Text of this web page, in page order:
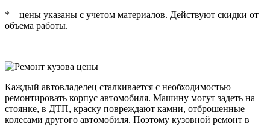
* – цены указаны с учетом материалов. Действуют скидки от
объема работы.
Каждый автовладелец сталкивается с необходимостью
ремонтировать корпус автомобиля. Машину могут задеть на
стоянке, в ДТП, краску повреждают камни, отброшенные
колесами другого автомобиля. Поэтому кузовной ремонт в